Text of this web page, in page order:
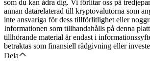
som du kan ådra dig. Vi förlitar oss på
annan datarelaterad till kryptovalutorna som
inte ansvariga för dess tillförlitlighet eller
Informationen som tillhandahålls på denna
tillhörande material är endast i
betraktas som finansiell rådgivning eller
Dela